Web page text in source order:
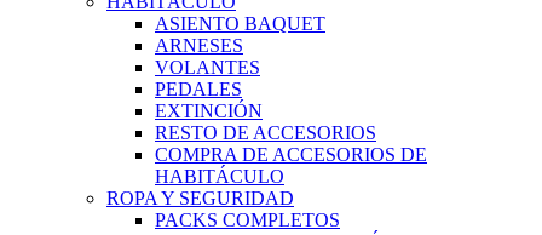
ASIENTO BAQUET
ARNESES
VOLANTES
PEDALES
EXTINCIÓN
RESTO DE ACCESORIOS
COMPRA DE ACCESORIOS DE
HABITÁCULO
ROPA Y SEGURIDAD
PACKS COMPLETOS